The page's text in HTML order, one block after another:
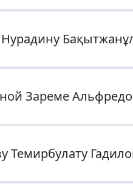
Зареме
Темирбулату